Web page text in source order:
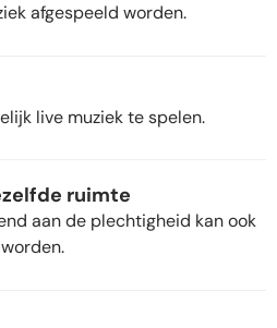
afgespeeld worden.
live muziek te spelen.
ruimte
aan de plechtigheid kan ook